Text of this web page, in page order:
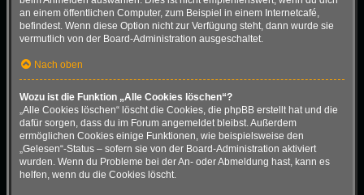
an einem öffentlichen Computer, zum Beispiel in einem Internetcafé,
befindest. Wenn diese Option nicht zur Verfügung steht, dann wurde sie
vermutlich von der Board-Administration ausgeschaltet.
Nach oben
Wozu ist die Funktion „Alle Cookies löschen“?
„Alle Cookies löschen“ löscht die Cookies, die phpBB erstellt hat und die
dafür sorgen, dass du im Forum angemeldet bleibst. Außerdem
ermöglichen Cookies einige Funktionen, wie beispielsweise den
„Gelesen“-Status – sofern sie von der Board-Administration aktiviert
wurden. Wenn du Probleme bei der An- oder Abmeldung hast, kann es
helfen, wenn du die Cookies löscht.